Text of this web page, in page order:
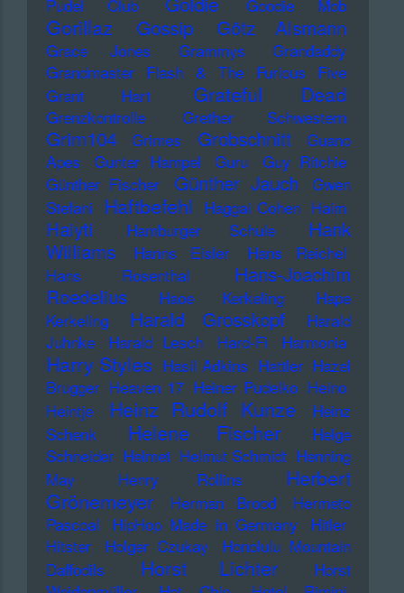
Pudel Club
Goodie Mob
Gorillaz Gossip Götz Alsmann
Grace Jones Grammys
Grandaddy
Grandmaster Flash & The Furious Five
Grant Hart
Grateful Dead
Grenzkontrolle Grether Schwestern
Grim104 Grimes Grobschnitt
Guano
Apes
Gunter Hampel Guru
Guy Ritchie
Günther Fischer
Günther Jauch
Gwen
Stefani Haftbefehl Haggai Cohen Haim
Haiyti Hamburger Schule
Hank
Williams
Hanns Eisler
Hans Reichel
Hans Rosenthal
Hans-Joachim
Roedelius
Haoe Kerkeling
Hape
Kerkeling
Harald Grosskopf
Harald
Juhnke
Harald Lesch Hard-Fi Harmonia
Harry Styles Hasil Adkins Hattler Hazel
Brugger Heaven 17 Heiner Pudelko Heino
Heintje
Heinz Rudolf Kunze
Heinz
Schenk
Helene Fischer
Helge
Schneider Helmet Helmut Schmidt Henning
May
Henry Rollins
Herbert
Grönemeyer
Herman Brood
Hermeto
Pascoal
HipHop Made in Germany
Hitler
Hitster
Holger Czukay
Honolulu Mountain
Daffodils
Horst Lichter
Horst